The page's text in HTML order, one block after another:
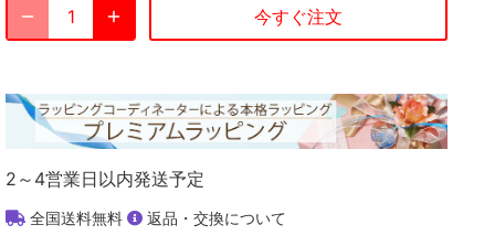
今すぐ注文
2～4営業日以内発送予定
全国送料無料 返品・交換について